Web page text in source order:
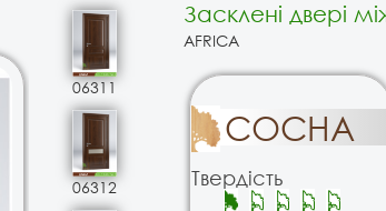
06311
06312
Засклені двері
AFRICA
СОСНА
Твердість